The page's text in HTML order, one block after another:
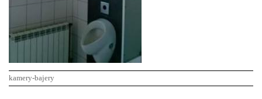
kamery-bajery